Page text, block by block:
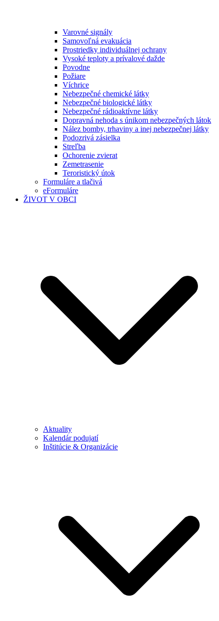
Varovné signály
Samovoľná evakuácia
Prostriedky individuálnej ochrany
Vysoké teploty a prívalové dažde
Povodne
Požiare
Víchrice
Nebezpečné chemické látky
Nebezpečné biologické látky
Nebezpečné rádioaktívne látky
Dopravná nehoda s únikom nebezpečných látok
Nález bomby, trhaviny a inej nebezpečnej látky
Podozrivá zásielka
Streľba
Ochorenie zvierat
Zemetrasenie
Teroristický útok
Formuláre a tlačivá
eFormuláre
ŽIVOT V OBCI
Aktuality
Kalendár podujatí
Inštitúcie & Organizácie